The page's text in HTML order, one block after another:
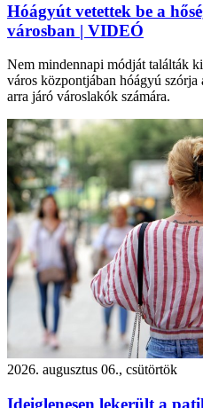
Hóágyút vetettek be a
városban | VIDEÓ
Nem mindennapi módját találták
város központjában hóágyú szórja
arra járó városlakók számára.
2026. augusztus 06., csütörtök
Ideiglenesen lekerült a